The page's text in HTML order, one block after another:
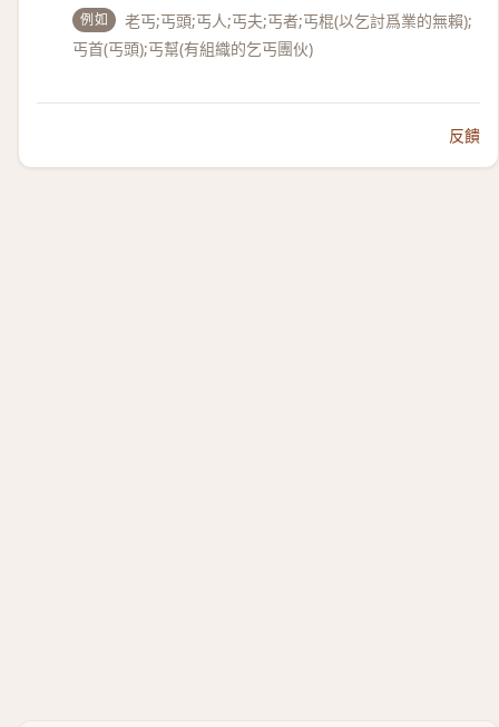
例如
老丐;丐頭;丐人;丐夫;丐者;丐棍(以乞討爲業的無賴);
丐首(丐頭);丐幫(有組織的乞丐團伙)
反饋